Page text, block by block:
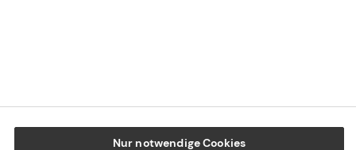
Nur notwendige Cookies